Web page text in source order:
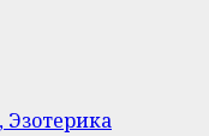
Эзотерика